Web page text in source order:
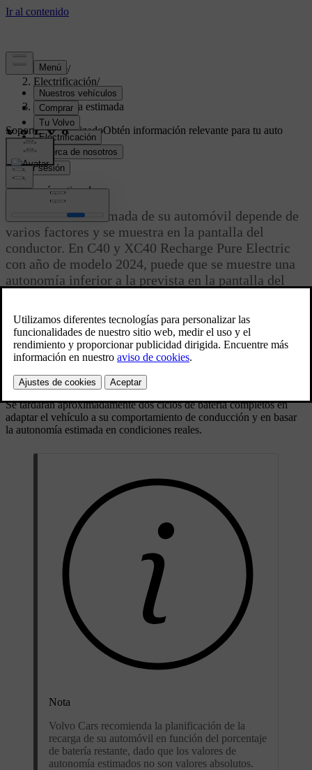
Soporte/
Electrificación/
Autonomía/
Autonomía estimada
Soporte personalizadoObtén información relevante para tu auto
específico.
Iniciar sesión
Actualizado 19/09/2024
Autonomía estimada
La autonomía estimada de su automóvil depende de
varios factores y se muestra en la pantalla del
conductor. En C40 y XC40 Recharge Pure Electric
con año de modelo 2024, puede que se muestre una
autonomía inferior a la prevista en la pantalla del
nuevo.
Antes de conducir el automóvil por primera vez, la autonomía
estimada mostrada puede ser inferior a la autonomía real. Sin
embargo, esto no afectará al rendimiento del automóvil.
Se tardarán aproximadamente dos ciclos de batería completos en
adaptar el vehículo a su comportamiento de conducción y en basar
la autonomía estimada en condiciones reales.
Nota
Volvo Cars recomienda la planificación de la
recarga de su automóvil en función del porcentaje
de batería restante, dado que los valores de
autonomía estimados no son valores absolutos.